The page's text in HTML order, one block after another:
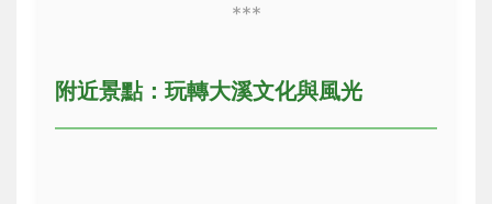
***
附近景點：玩轉大溪文化與風光